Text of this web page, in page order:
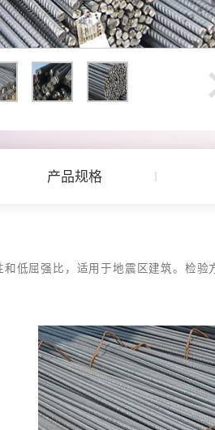
产品规格
和低屈强比，适用于地震区建筑。检